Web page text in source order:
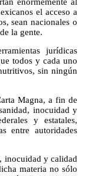
el acceso a
sean nacionales o
la gente.
jurídicas
todos y cada uno
sin ningún
Magna, a fin de
inocuidad y
y estatales,
entre autoridades
inocuidad y calidad
materia no sólo